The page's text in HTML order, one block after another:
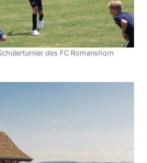
des FC Romanshorn